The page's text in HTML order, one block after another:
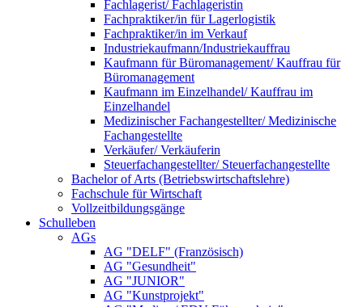
Fachlagerist/ Fachlageristin
Fachpraktiker/in für Lagerlogistik
Fachpraktiker/in im Verkauf
Industriekaufmann/Industriekauffrau
Kaufmann für Büromanagement/ Kauffrau für
Büromanagement
Kaufmann im Einzelhandel/ Kauffrau im
Einzelhandel
Medizinischer Fachangestellter/ Medizinische
Fachangestellte
Verkäufer/ Verkäuferin
Steuerfachangestellter/ Steuerfachangestellte
Bachelor of Arts (Betriebswirtschaftslehre)
Fachschule für Wirtschaft
Vollzeitbildungsgänge
Schulleben
AGs
AG "DELF" (Französisch)
AG "Gesundheit"
AG "JUNIOR"
AG "Kunstprojekt"